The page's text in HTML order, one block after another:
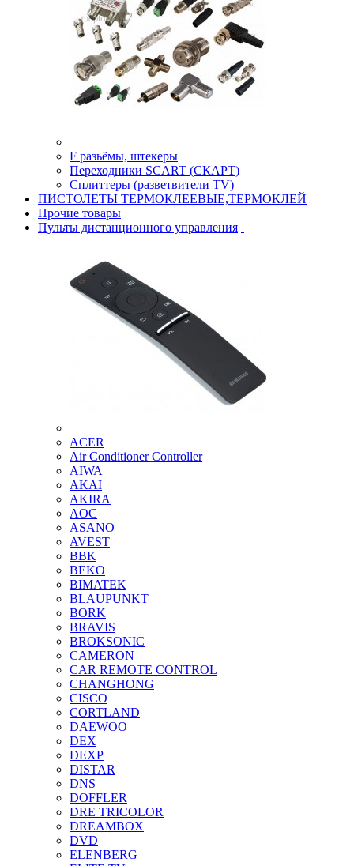
F разьёмы, штекеры
Переходники SCART (СКАРТ)
Сплиттеры (разветвители TV)
ПИСТОЛЕТЫ ТЕРМОКЛЕЕВЫЕ,ТЕРМОКЛЕЙ
Прочие товары
Пульты дистанционного управления
ACER
Air Conditioner Controller
AIWA
AKAI
AKIRA
AOC
ASANO
AVEST
BBK
BEKO
BIMATEK
BLAUPUNKT
BORK
BRAVIS
BROKSONIC
CAMERON
CAR REMOTE CONTROL
CHANGHONG
CISCO
CORTLAND
DAEWOO
DEX
DEXP
DISTAR
DNS
DOFFLER
DRE TRICOLOR
DREAMBOX
DVD
ELENBERG